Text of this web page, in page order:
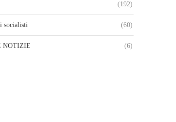
(192)
socialisti (60)
NOTIZIE (6)